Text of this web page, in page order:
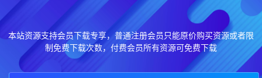
本站资源支持会员下载专享，普通注册会员只能原价购买资源或者限
制免费下载次数，付费会员所有资源可免费下载